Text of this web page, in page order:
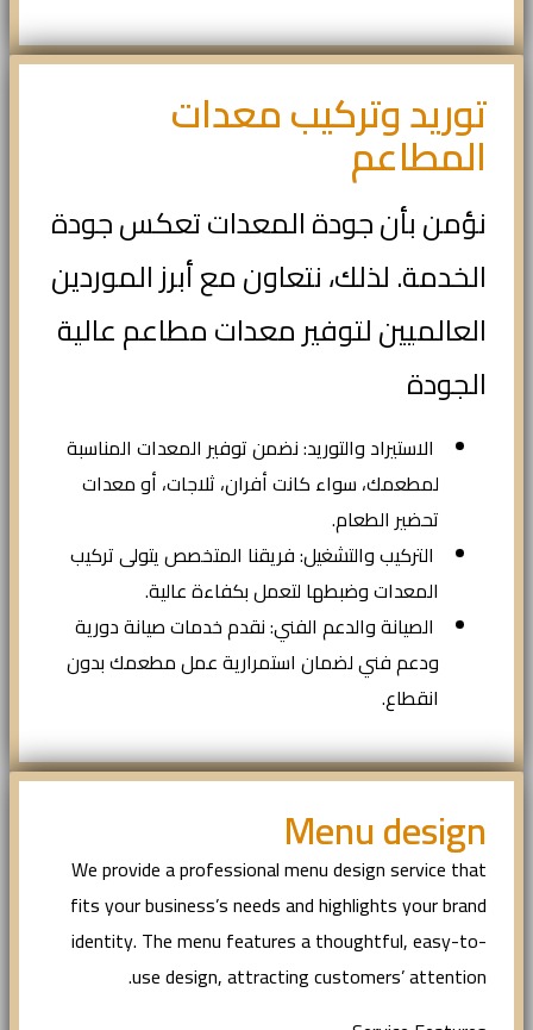
توريد وتركيب معدات
المطاعم
نؤمن بأن جودة المعدات تعكس جودة
الخدمة. لذلك، نتعاون مع أبرز الموردين
العالميين لتوفير معدات مطاعم عالية
الجودة
الاستيراد والتوريد: نضمن توفير المعدات المناسبة
لمطعمك، سواء كانت أفران، ثلاجات، أو معدات
تحضير الطعام.
التركيب والتشغيل: فريقنا المتخصص يتولى تركيب
المعدات وضبطها لتعمل بكفاءة عالية.
الصيانة والدعم الفني: نقدم خدمات صيانة دورية
ودعم فني لضمان استمرارية عمل مطعمك بدون
انقطاع.
Menu design
We provide a professional menu design service that
fits your business’s needs and highlights your brand
identity. The menu features a thoughtful, easy-to-
use design, attracting customers’ attention.